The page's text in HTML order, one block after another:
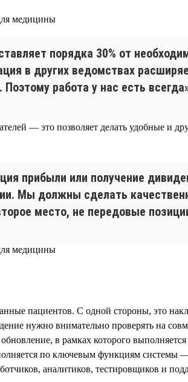
порядка 30% от
в других ведомствах
работа у нас есть
— это позволяет делать удобные и
прибыли или получение
Мы должны сделать
место, не передовые
пациентов. С одной стороны, это
нужно внимательно проверять на
в рамках которого
по ключевым функциям системы —
аналитиков, тестировщиков и